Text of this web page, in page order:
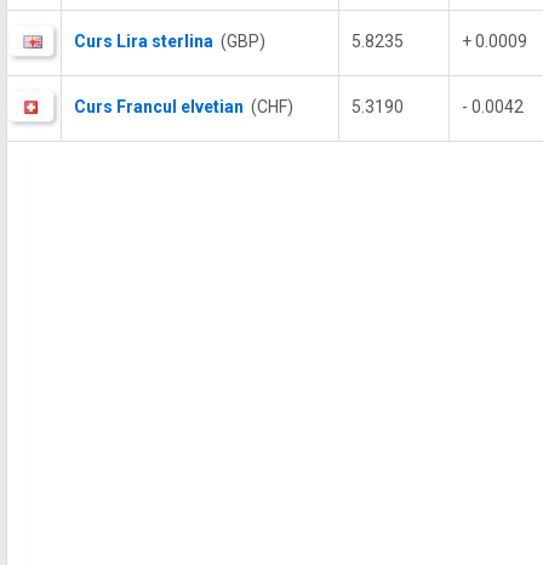
Curs Lira sterlina (GBP) 5.8235 + 0.0009
Curs Francul elvetian (CHF) 5.3190 - 0.0042